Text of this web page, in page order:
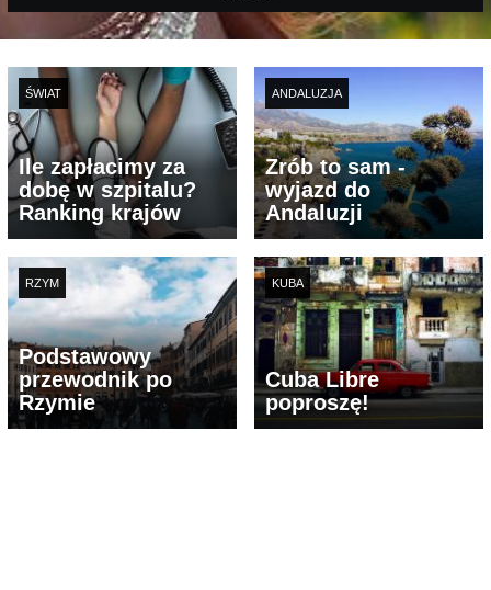
ŚWIAT
Ile zapłacimy za
dobę w szpitalu?
Ranking krajów
ANDALUZJA
Zrób to sam -
wyjazd do
Andaluzji
RZYM
Podstawowy
przewodnik po
Rzymie
KUBA
Cuba Libre
poproszę!